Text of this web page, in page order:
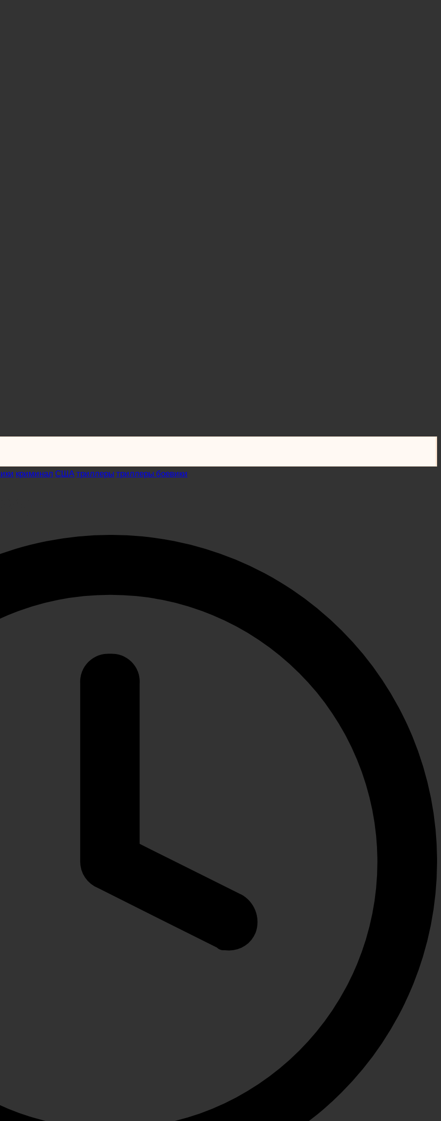
криминал СШАтриллеры триллеры боевики